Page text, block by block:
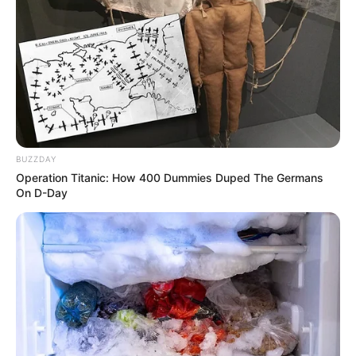
Esse de vasinho com flores amarelas como faz?
isaura do nascimento silva há 7 anos
Muito bacana.
Anônimo
como fazer acabamento de decote de blusimha de
bebe
BUZZDAY
Operation Titanic: How 400 Dummies Duped The Germans
On D-Day